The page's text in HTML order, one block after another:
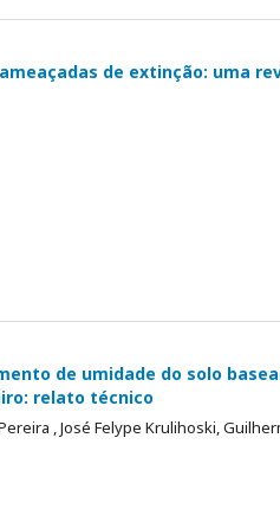
de extinção: uma
de umidade do solo
relato técnico
, José Felype Krulihoski,